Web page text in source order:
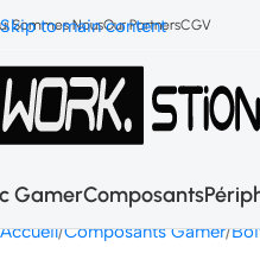
Skip to main content
Sommes NousOur PartnersCGV
GamerComposants
Accueil Composants Gamer